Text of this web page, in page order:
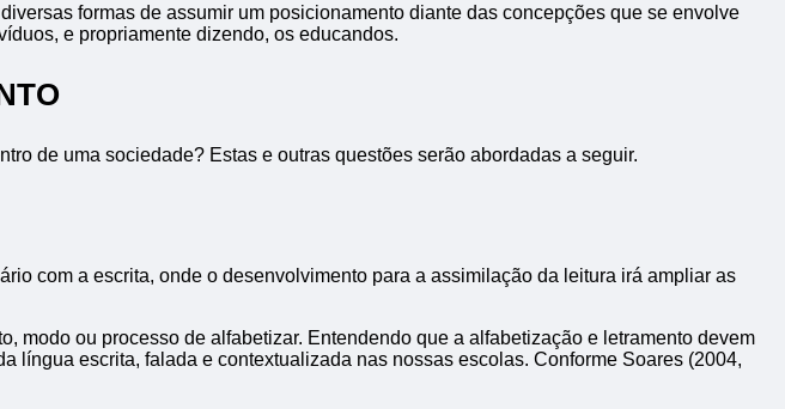
formas de assumir um posicionamento diante das concepções que se envolve
e propriamente dizendo, os educandos.
de uma sociedade? Estas e outras questões serão abordadas a seguir.
com a escrita, onde o desenvolvimento para a assimilação da leitura irá ampliar as
modo ou processo de alfabetizar. Entendendo que a alfabetização e letramento devem
língua escrita, falada e contextualizada nas nossas escolas. Conforme Soares (2004,